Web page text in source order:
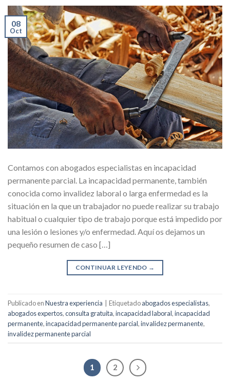
08
Oct
Contamos con abogados especialistas en incapacidad
permanente parcial. La incapacidad permanente, también
conocida como invalidez laboral o larga enfermedad es la
situación en la que un trabajador no puede realizar su trabajo
habitual o cualquier tipo de trabajo porque está impedido por
una lesión o lesiones y/o enfermedad. Aquí os dejamos un
pequeño resumen de caso […]
CONTINUAR LEYENDO →
Publicado enNuestra experiencia Etiquetadoabogados especialistas,
abogados expertos,consulta gratuita,incapacidad laboral,incapacidad
permanente,incapacidad permanente parcial,invalidez permanente,
invalidez permanente parcial
1 2